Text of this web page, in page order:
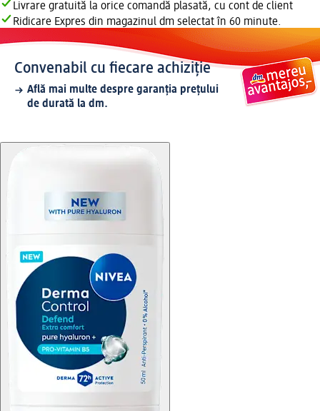
Livrare gratuită la orice comandă plasată, cu cont de client
Ridicare Expres din magazinul dm selectat în 60 minute.
Convenabil cu fiecare achiziție
Află mai multe despre garanția prețului
de durată la dm.